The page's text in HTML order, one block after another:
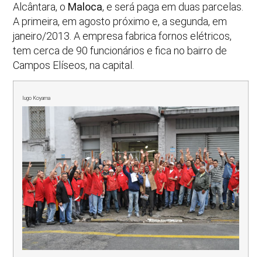
Alcântara, o Maloca, e será paga em duas parcelas.
A primeira, em agosto próximo e, a segunda, em
janeiro/2013. A empresa fabrica fornos elétricos,
tem cerca de 90 funcionários e fica no bairro de
Campos Elíseos, na capital.
Iugo Koyama